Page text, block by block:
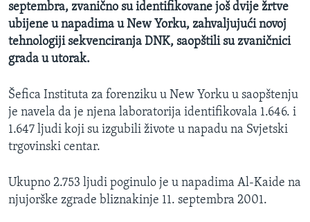
Jezici
septembra, zvanično su identifikovane još dvije žrtve
ubijene u napadima u New Yorku, zahvaljujući novoj
tehnologiji sekvenciranja DNK, saopštili su zvaničnici
grada u utorak.
Šefica Instituta za forenziku u New Yorku u saopštenju
je navela da je njena laboratorija identifikovala 1.646. i
1.647 ljudi koji su izgubili živote u napadu na Svjetski
trgovinski centar.
Ukupno 2.753 ljudi poginulo je u napadima Al-Kaide na
njujorške zgrade bliznakinje 11. septembra 2001.